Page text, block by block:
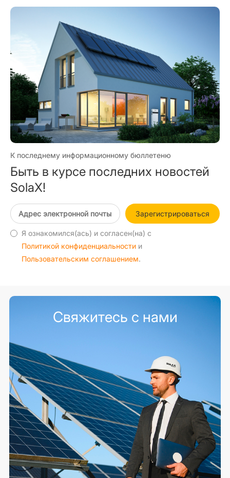
К последнему информационному бюллетеню
Быть в курсе последних новостей
SolaX!
Зарегистрироваться
Я ознакомился(ась) и согласен(на) с
Политикой конфиденциальности и
Пользовательским соглашением.
Свяжитесь с нами